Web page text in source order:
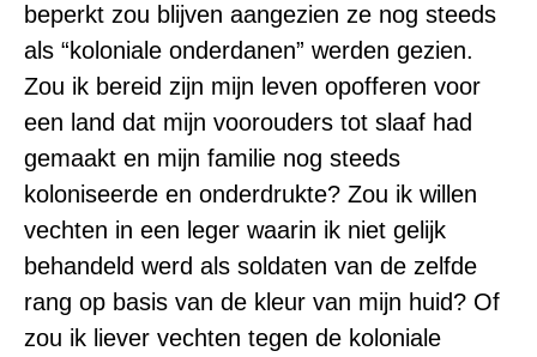
beperkt zou blijven aangezien ze nog steeds
als “koloniale onderdanen” werden gezien.
Zou ik bereid zijn mijn leven opofferen voor
een land dat mijn voorouders tot slaaf had
gemaakt en mijn familie nog steeds
koloniseerde en onderdrukte? Zou ik willen
vechten in een leger waarin ik niet gelijk
behandeld werd als soldaten van de zelfde
rang op basis van de kleur van mijn huid? Of
zou ik liever vechten tegen de koloniale